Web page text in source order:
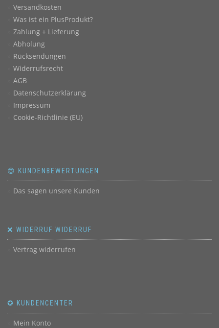
Versandkosten
Was ist ein PlusProdukt?
Zahlung + Lieferung
Abholung
Rücksendungen
Widerrufsrecht
AGB
Datenschutzerklärung
Impressum
Cookie-Richtlinie (EU)
😍 KUNDENBEWERTUNGEN
Das sagen unsere Kunden
❌ WIDERRUF WIDERRUF
Vertrag widerrufen
✪ KUNDENCENTER
Mein Konto